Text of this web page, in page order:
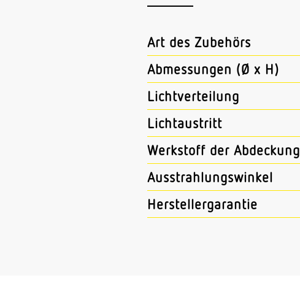
Art des Zubehörs
Abmessungen (Ø x H)
Lichtverteilung
Lichtaustritt
Werkstoff der Abdeckung
Ausstrahlungswinkel
Herstellergarantie